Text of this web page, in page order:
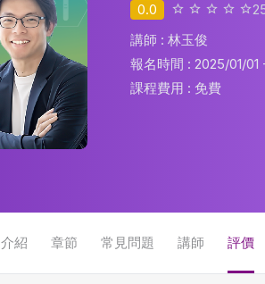
0.0
講師 : 林玉俊
報名時間 : 2025/01/01
課程費用 :免費
介紹 章節 常見問題 講師 評價